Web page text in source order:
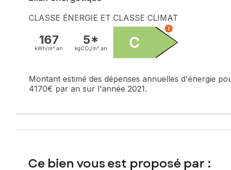
Prix de vente : 185 000 €
Honoraires charge vendeur
Contactez votre conseiller SAFTI : Sonia WEBER, Tél. : 07
848 417 549
CLASSE ÉNERGIE ET CLASSE CLIMAT
167
kWh/m². an
5*
kgCO₂/m². an C
i
Montant estimé des dépenses annuelles d'énergie
4170€ par an sur l'année 2021.
Ce bien vous est proposé par :